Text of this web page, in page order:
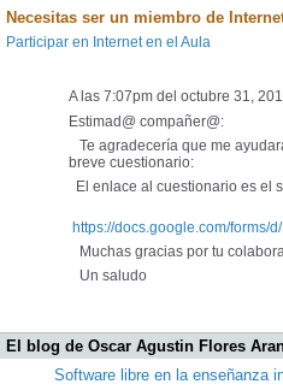
Necesitas ser un miembro de
Participar en Internet en el Aula
A las 7:07pm del octubre 31,
Estimad@ compañer@:
Te agradecería que me
breve cuestionario:
El enlace al cuestionario es el
https://docs.google.com/forms/
Muchas gracias por tu
Un saludo
El blog de Oscar Agustin Flores
Software libre en la enseñanza